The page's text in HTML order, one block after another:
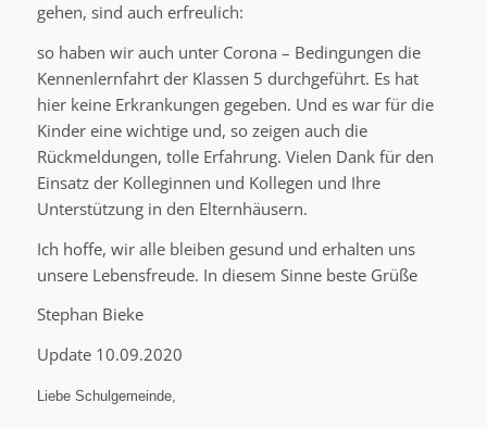
gehen, sind auch erfreulich:
so haben wir auch unter Corona – Bedingungen die
Kennenlernfahrt der Klassen 5 durchgeführt. Es hat
hier keine Erkrankungen gegeben. Und es war für die
Kinder eine wichtige und, so zeigen auch die
Rückmeldungen, tolle Erfahrung. Vielen Dank für den
Einsatz der Kolleginnen und Kollegen und Ihre
Unterstützung in den Elternhäusern.
Ich hoffe, wir alle bleiben gesund und erhalten uns
unsere Lebensfreude. In diesem Sinne beste Grüße
Stephan Bieke
Update 10.09.2020
Liebe Schulgemeinde,